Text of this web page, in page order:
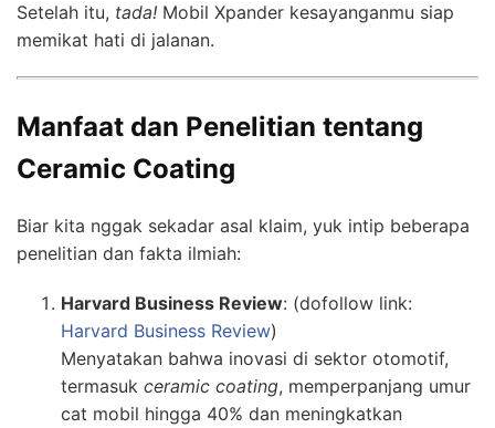
Setelah itu, tada! Mobil Xpander kesayanganmu siap
memikat hati di jalanan.
Manfaat dan Penelitian tentang
Ceramic Coating
Biar kita nggak sekadar asal klaim, yuk intip beberapa
penelitian dan fakta ilmiah:
Harvard Business Review: (dofollow link:
Harvard Business Review)
Menyatakan bahwa inovasi di sektor otomotif,
termasuk ceramic coating, memperpanjang umur
cat mobil hingga 40% dan meningkatkan